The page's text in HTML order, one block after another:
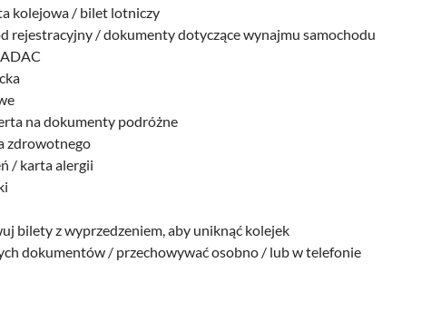
kolejowa / bilet lotniczy
rejestracyjny / dokumenty dotyczące wynajmu samochodu
na dokumenty podróżne
zdrowotnego
/ karta alergii
bilety z wyprzedzeniem, aby uniknąć kolejek
dokumentów / przechowywać osobno / lub w telefonie